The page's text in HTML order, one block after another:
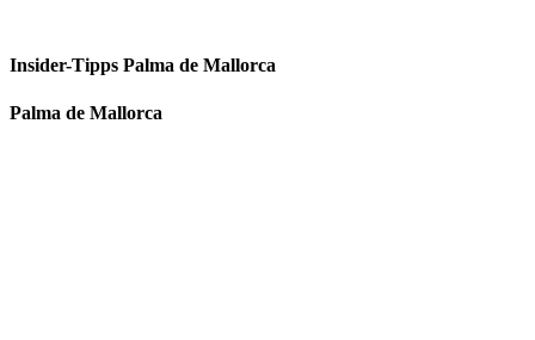
Insider-Tipps Palma de Mallorca
Palma de Mallorca